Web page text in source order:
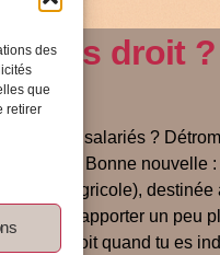
des
que
retirer
avais droit ?
pour les salariés ?
critères. Bonne nouvelle
régime agricole),
et t’apporter un peu
avoir droit quand tu es